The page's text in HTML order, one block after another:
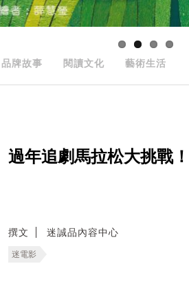
品牌故事 閱讀文化 藝術生活
過年追劇馬拉松大挑戰
撰文 迷誠品內容中心
迷電影